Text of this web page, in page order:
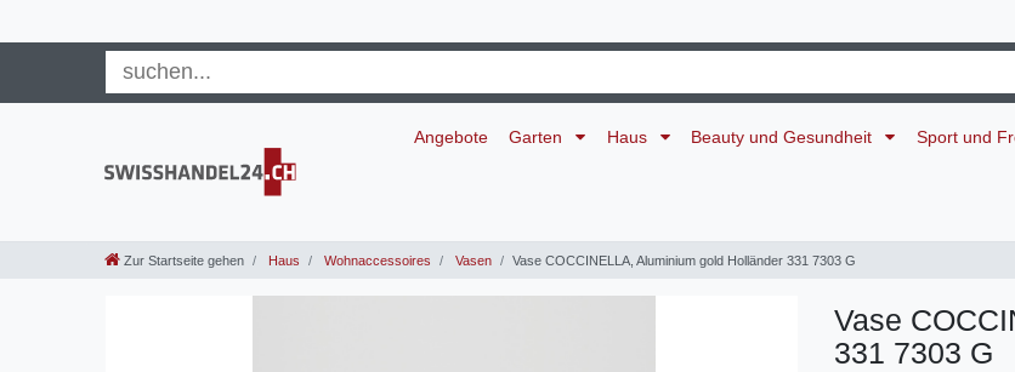
Angebote Garten Haus Beauty und Gesundheit Sport und
Zur Startseite gehen Haus Wohnaccessoires Vasen Vase COCCINELLA, Aluminium gold Holländer 331 7303 G
Vase
331 7303 G